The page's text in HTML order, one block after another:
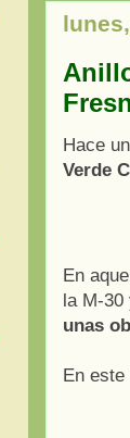
Hace
Verde
En
la M-
unas
En este